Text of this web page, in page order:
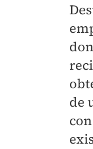
de